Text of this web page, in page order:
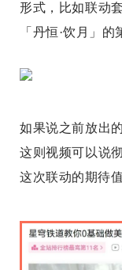
形式，比如联动
「丹恒·饮月」
如果说之前放出
这则视频可以说
这次联动的期待